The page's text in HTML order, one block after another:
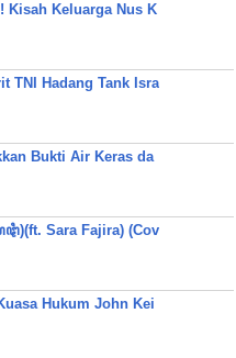
Kisah Keluarga Nus K
TNI Hadang Tank Isra
Bukti Air Keras da
Sara Fajira) (Cov
Hukum John Kei